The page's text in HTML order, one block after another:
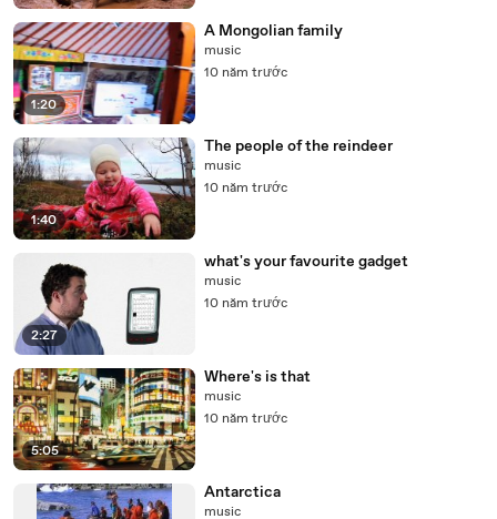
1:20
A Mongolian family
music
10 năm trước
1:40
The people of the reindeer
music
10 năm trước
2:27
what's your favourite gadget
music
10 năm trước
5:05
Where's is that
music
10 năm trước
Antarctica
music